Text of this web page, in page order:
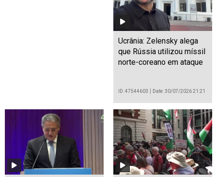
Ucrânia: Zelensky alega
que Rússia utilizou míssil
norte-coreano em ataque
ID: 47544603 Date: 30/07/2026 21:21